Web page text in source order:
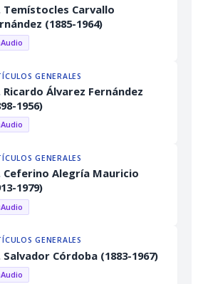
Temístocles Carvallo
(1885-1964)
Audio
GENERALES
Ricardo Álvarez Fernández
1956)
Audio
GENERALES
Ceferino Alegría Mauricio
1979)
Audio
GENERALES
Salvador Córdoba (1883-1967)
Audio